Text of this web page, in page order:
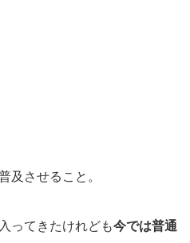
及させること。
ってきたけれども今では普通